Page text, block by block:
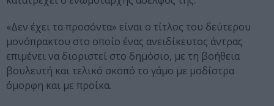
«Δεν έχει τα προσόντα» είναι ο τίτλος του δεύτερου
μονόπρακτου στο οποίο ένας ανειδίκευτος άντρας
επιμένει να διοριστεί στο δημόσιο, με τη βοήθεια
βουλευτή και τελικό σκοπό το γάμο με μοδίστρα
όμορφη και με προίκα.